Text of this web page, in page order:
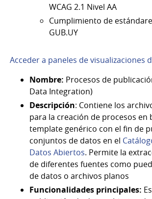
WCAG 2.1 Nivel AA
Cumplimiento de
GUB.UY
Acceder a paneles de visualizaciones
Nombre: Procesos de
Data Integration)
Descripción: Contiene los
para la creación de procesos en
template genérico con el fin de
conjuntos de datos en el
Datos Abiertos. Permite la
de diferentes fuentes como
de datos o archivos planos
Funcionalidades principales: